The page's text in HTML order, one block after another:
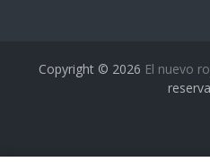
Copyright © 2026 El nuevo